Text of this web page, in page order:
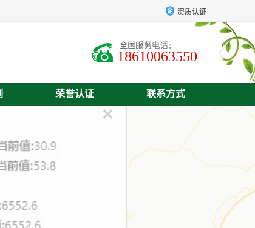
资质认证
18610063550
荣誉认证 联系方式